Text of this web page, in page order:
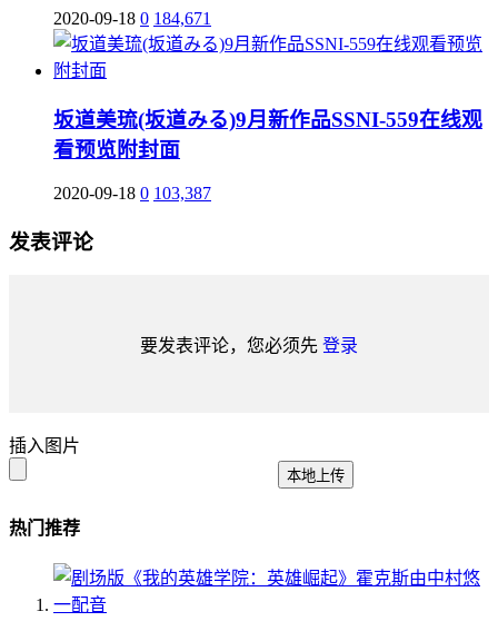
2020-09-18 0 184,671
坂道美琉(坂道みる)9月新作品SSNI-559在线观
看预览附封面
2020-09-18 0 103,387
发表评论
要发表评论，您必须先 登录
插入图片
本地上传
热门推荐